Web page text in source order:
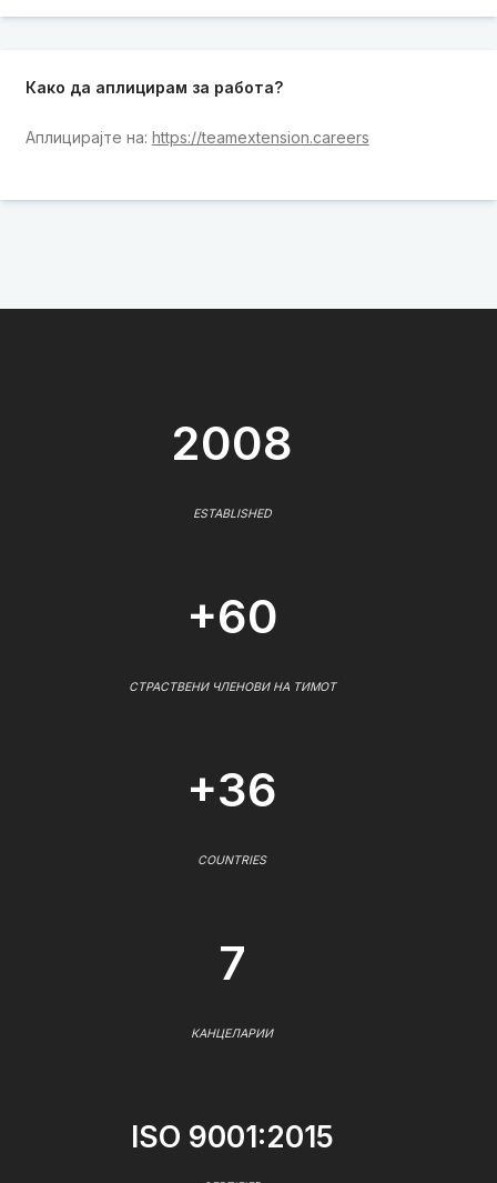
Како да аплицирам за работа?
Аплицирајте на: https://teamextension.careers
2008
ESTABLISHED
+60
СТРАСТВЕНИ ЧЛЕНОВИ НА ТИМОТ
+36
COUNTRIES
7
КАНЦЕЛАРИИ
ISO 9001:2015